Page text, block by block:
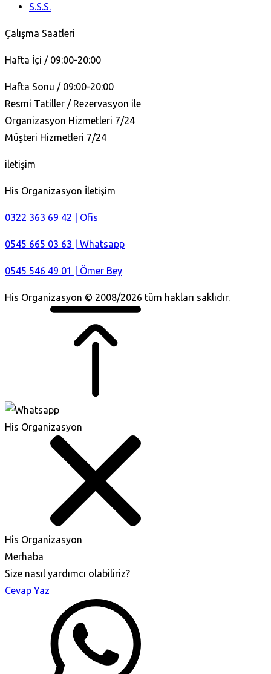
S.S.S.
Çalışma Saatleri
Hafta İçi / 09:00-20:00
Hafta Sonu / 09:00-20:00
Resmi Tatiller / Rezervasyon ile
Organizasyon Hizmetleri 7/24
Müşteri Hizmetleri 7/24
iletişim
His Organizasyon İletişim
0322 363 69 42 | Ofis
0545 665 03 63 | Whatsapp
0545 546 49 01 | Ömer Bey
His Organizasyon © 2008/2026 tüm hakları saklıdır.
His Organizasyon
His Organizasyon
Merhaba
Size nasıl yardımcı olabiliriz?
Cevap Yaz